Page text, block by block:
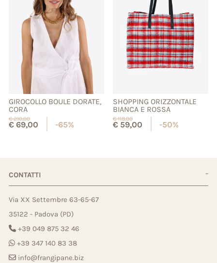
GIROCOLLO BOULE DORATE,
CORA
€210,00
€69,00 -65%
SHOPPING ORIZZONTALE
BIANCA E ROSSA
€118,00
€59,00 -50%
CONTATTI
Via XX Settembre 63-65-67
35122 - Padova (PD)
+39 049 875 32 46
+39 347 140 83 38
info@frangipane.biz